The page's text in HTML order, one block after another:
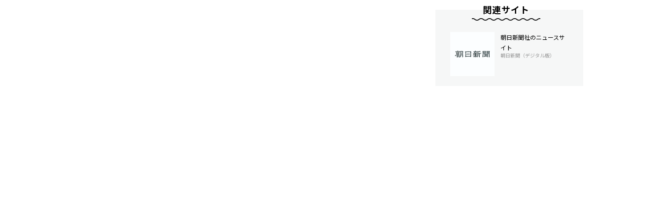
関連サイト
朝日新聞社のニュースサ
イト
朝日新聞（デジタル版）